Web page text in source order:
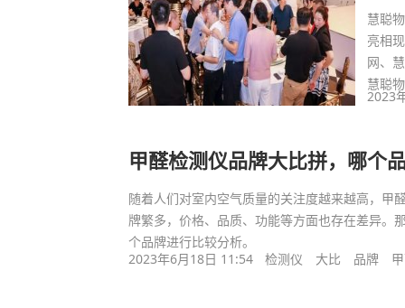
慧聪
亮相
网、
慧聪
2023
甲醛检测仪品牌大比拼，哪个
随着人们对室内空气质量的关注度越来越高，甲
牌繁多，价格、品质、功能等方面也存在差异。
个品牌进行比较分析。
2023年6月18日 11:54 检测仪 大比 品牌